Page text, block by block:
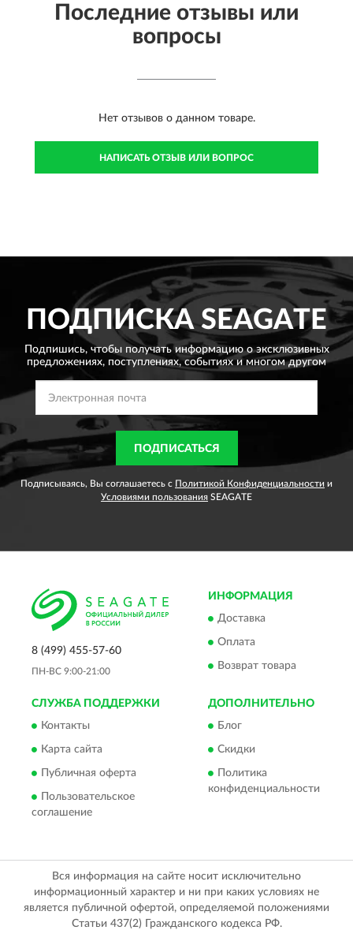
Последние отзывы или
вопросы
Нет отзывов о данном товаре.
НАПИСАТЬ ОТЗЫВ ИЛИ ВОПРОС
ПОДПИСКА SEAGATE
Подпишись, чтобы получать информацию о эксклюзивных
предложениях, поступлениях, событиях и многом другом
ПОДПИСАТЬСЯ
Подписываясь, Вы соглашаетесь с Политикой Конфиденциальности и
Условиями пользования SEAGATE
8 (499) 455-57-60
ПН-ВС 9:00-21:00
ИНФОРМАЦИЯ
Доставка
Оплата
Возврат товара
СЛУЖБА ПОДДЕРЖКИ
Контакты
Карта сайта
Публичная оферта
Пользовательское
соглашение
ДОПОЛНИТЕЛЬНО
Блог
Скидки
Политика
конфиденциальности
Вся информация на сайте носит исключительно
информационный характер и ни при каких условиях не
является публичной офертой, определяемой положениями
Статьи 437(2) Гражданского кодекса РФ.